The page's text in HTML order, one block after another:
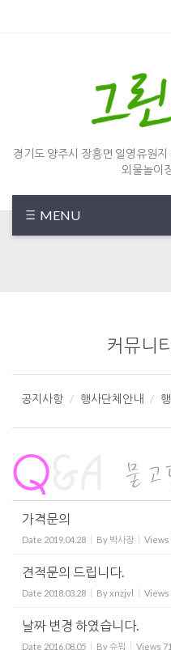
경기도 양주시 장흥면 일영유원
외물놀이
MENU
커뮤니
공지사항 행사단체안내
가격문의
Date 2019.04.28 By 박사장 Views
견적문의 드립니다.
Date 2018.03.28 Byxnzjvl Views
날짜 변경 하였습니다.
Date 2016.08.05 By슈핍 Views